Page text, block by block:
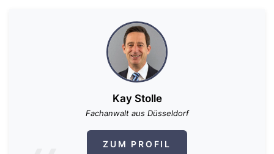
Kay Stolle
Fachanwalt aus Düsseldorf
ZUM PROFIL